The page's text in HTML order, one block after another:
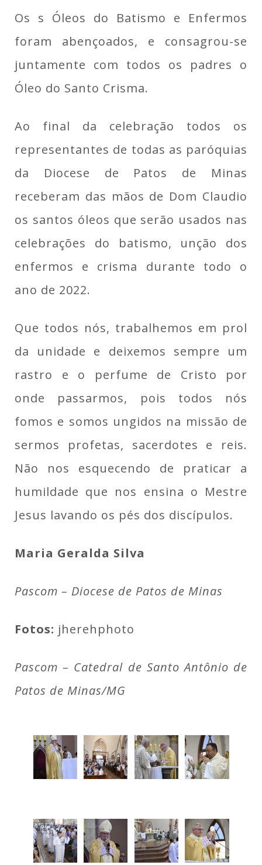
Os s Óleos do Batismo e Enfermos
foram abençoados, e consagrou-se
juntamente com todos os padres o
Óleo do Santo Crisma.
Ao final da celebração todos os
representantes de todas as paróquias
da Diocese de Patos de Minas
receberam das mãos de Dom Claudio
os santos óleos que serão usados nas
celebrações do batismo, unção dos
enfermos e crisma durante todo o
ano de 2022.
Que todos nós, trabalhemos em prol
da unidade e deixemos sempre um
rastro e o perfume de Cristo por
onde passarmos, pois todos nós
fomos e somos ungidos na missão de
sermos profetas, sacerdotes e reis.
Não nos esquecendo de praticar a
humildade que nos ensina o Mestre
Jesus lavando os pés dos discípulos.
Maria Geralda Silva
Pascom – Diocese de Patos de Minas
Fotos: jherehphoto
Pascom – Catedral de Santo Antônio de
Patos de Minas/MG